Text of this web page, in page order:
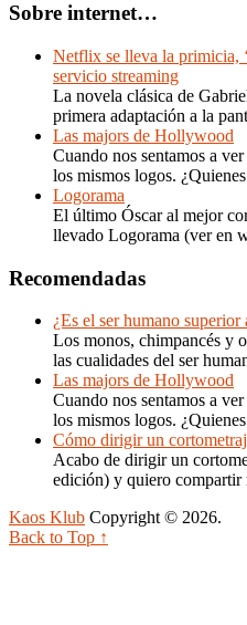
Sobre internet…
Netflix se lleva la primicia,
servicio streaming
La novela clásica de
primera adaptación a la
Las majors de Hollywood
Cuando nos sentamos a
los mismos logos.
Logorama
El último Óscar al mejor
llevado Logorama (ver en
Recomendadas
¿Es el ser humano superior
Los monos, chimpancés y
las cualidades del ser
Las majors de Hollywood
Cuando nos sentamos a
los mismos logos.
Cómo dirigir un
Acabo de dirigir un
edición) y quiero compartir
Kaos Klub Copyright © 2026.
Back to Top ↑